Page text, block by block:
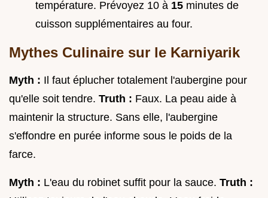
température. Prévoyez 10 à 15 minutes de
cuisson supplémentaires au four.
Mythes Culinaire sur le Karniyarik
Myth : Il faut éplucher totalement l'aubergine pour
qu'elle soit tendre. Truth : Faux. La peau aide à
maintenir la structure. Sans elle, l'aubergine
s'effondre en purée informe sous le poids de la
farce.
Myth : L'eau du robinet suffit pour la sauce. Truth :